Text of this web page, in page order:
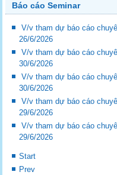
Báo cáo Seminar
V/v tham dự báo cáo
26/6/2026
V/v tham dự báo cáo
30/6/2026
V/v tham dự báo cáo
30/6/2026
V/v tham dự báo cáo
29/6/2026
V/v tham dự báo cáo
29/6/2026
Start
Prev